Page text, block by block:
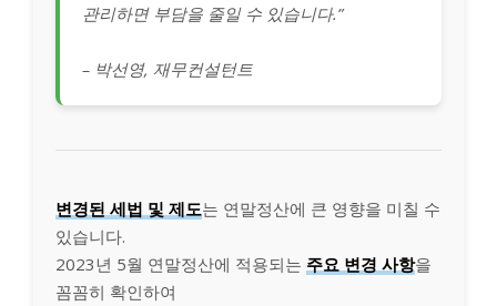
관리하면 부담을 줄일 수 있습니다.”
– 박선영, 재무컨설턴트
변경된 세법 및 제도는 연말정산에 큰 영향을 미칠 수
있습니다.
2023년 5월 연말정산에 적용되는 주요 변경 사항을
꼼꼼히 확인하여